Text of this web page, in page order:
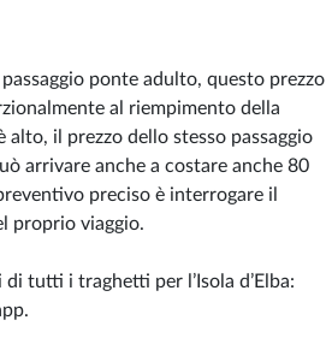
ponte adulto, questo prezzo
al riempimento della
il prezzo dello stesso passaggio
arrivare anche a costare anche 80
preciso è interrogare il
proprio viaggio.
tutti i traghetti per l’Isola d’Elba: